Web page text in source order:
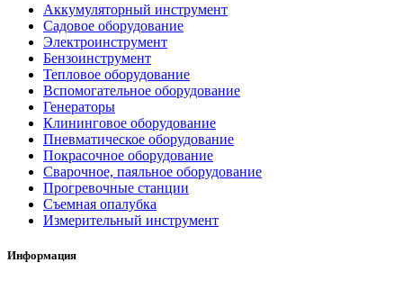
Аккумуляторный инструмент
Садовое оборудование
Электроинструмент
Бензоинструмент
Тепловое оборудование
Вспомогательное оборудование
Генераторы
Клининговое оборудование
Пневматическое оборудование
Покрасочное оборудование
Сварочное, паяльное оборудование
Прогревочные станции
Съемная опалубка
Измерительный инструмент
Информация